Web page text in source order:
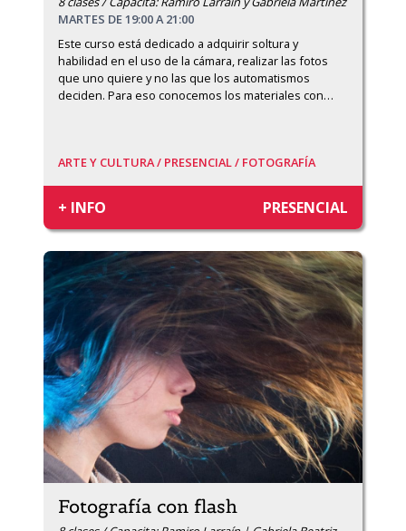
MARTES DE 19:00 A 21:00
Este curso está dedicado a adquirir soltura y
habilidad en el uso de la cámara, realizar las fotos
que uno quiere y no las que los automatismos
deciden. Para eso conocemos los materiales con…
ARTE Y CULTURA / PRESENCIAL / FOTOGRAFÍA
+ INFO PRESENCIAL
Fotografía con flash